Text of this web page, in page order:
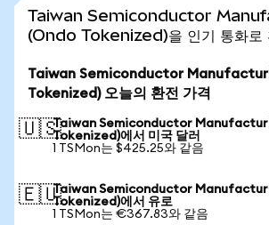
Taiwan Semiconductor
(Ondo Tokenized)을 인기 통화로
Taiwan Semiconductor
Tokenized) 오늘의 환전 가격
🇺🇸Taiwan Semiconductor
Tokenized)에서 미국 달러
1 TSMon는 $425.25와 같음
🇪🇺Taiwan Semiconductor
Tokenized)에서 유로
1 TSMon는 €367.83와 같음